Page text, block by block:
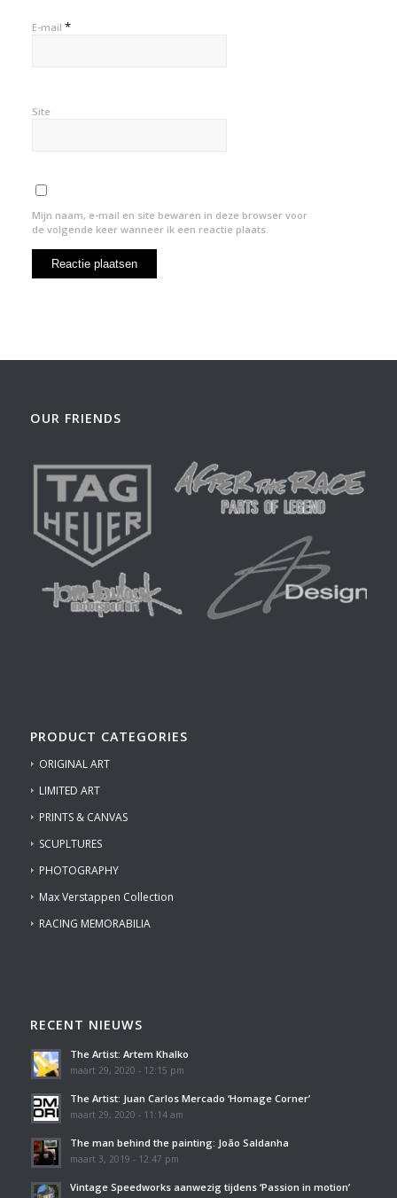
E-mail *
Site
Mijn naam, e-mail en site bewaren in deze browser voor
de volgende keer wanneer ik een reactie plaats.
OUR FRIENDS
PRODUCT CATEGORIES
ORIGINAL ART
LIMITED ART
PRINTS & CANVAS
SCUPLTURES
PHOTOGRAPHY
Max Verstappen Collection
RACING MEMORABILIA
RECENT NIEUWS
The Artist: Artem Khalko
maart 29, 2020 - 12:15 pm
The Artist: Juan Carlos Mercado ‘Homage Corner’
maart 29, 2020 - 11:14 am
The man behind the painting: João Saldanha
maart 3, 2019 - 12:47 pm
Vintage Speedworks aanwezig tijdens ‘Passion in motion’